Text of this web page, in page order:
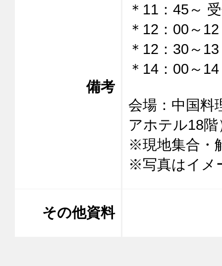
備考
＊11：45～
＊12：00～
＊12：30～
＊14：00～
会場：中国料
アホテル18階
※現地集合・
※写真はイメ
その他資料